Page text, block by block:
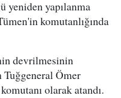
yeniden yapılanma
komutanlığında
devrilmesinin
Tuğgeneral Ömer
olarak atandı.